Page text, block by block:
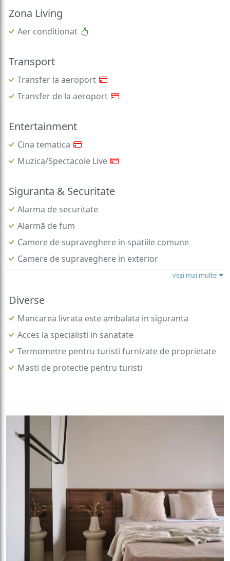
Zona Living
Aer conditionat
Transport
Transfer la aeroport
Transfer de la aeroport
Entertainment
Cina tematica
Muzica/Spectacole Live
Siguranta & Securitate
Alarma de securitate
Alarmă de fum
Camere de supraveghere in spatiile comune
Camere de supraveghere in exterior
vezi mai multe
Diverse
Mancarea livrata este ambalata in siguranta
Acces la specialisti in sanatate
Termometre pentru turisti furnizate de proprietate
Masti de protectie pentru turisti